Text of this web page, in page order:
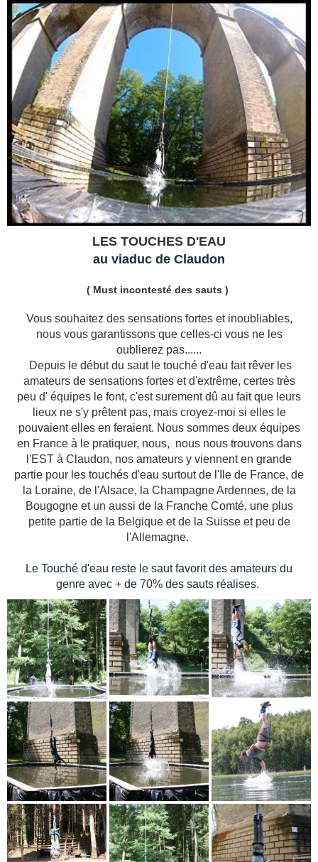
LES TOUCHES D'EAU
au viaduc de Claudon
( Must incontesté des sauts )
Vous souhaitez des sensations fortes et inoubliables,
nous vous garantissons que celles-ci vous ne les
oublierez pas......
Depuis le début du saut le touché d'eau fait rêver les
amateurs de sensations fortes et d'extrême, certes très
peu d' équipes le font, c'est surement dû au fait que leurs
lieux ne s'y prêtent pas, mais croyez-moi si elles le
pouvaient elles en feraient. Nous sommes deux équipes
en France à le pratiquer, nous, nous nous trouvons dans
l'EST à Claudon, nos amateurs y viennent en grande
partie pour les touchés d'eau surtout de l'Ile de France, de
la Loraine, de l'Alsace, la Champagne Ardennes, de la
Bougogne et un aussi de la Franche Comté, une plus
petite partie de la Belgique et de la Suisse et peu de
l'Allemagne.
Le Touché d'eau reste le saut favorit des amateurs du
genre avec + de 70% des sauts réalises.